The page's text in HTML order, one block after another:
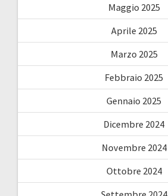
Maggio 2025
Aprile 2025
Marzo 2025
Febbraio 2025
Gennaio 2025
Dicembre 2024
Novembre 2024
Ottobre 2024